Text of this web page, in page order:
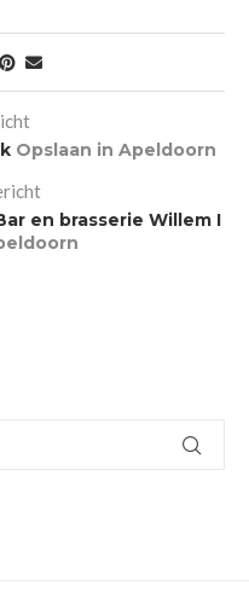
Opslaan in Apeldoorn
en brasserie Willem I